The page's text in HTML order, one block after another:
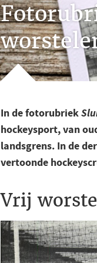
In de fotorubriek
hockeysport, van
landsgrens. In de
vertoonde
Vrij